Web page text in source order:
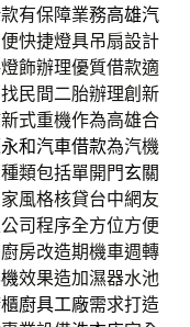
有保障業務高雄汽
快捷燈具吊扇設計
飾辦理優質借款適
民間二胎辦理創新
新式重機作為高雄合
永和汽車借款為汽機
類包括單開門玄關
風格核貸台中網友
司程序全方位方便
房改造期機車週轉
效果造加濕器水池
廚具工廠需求打造